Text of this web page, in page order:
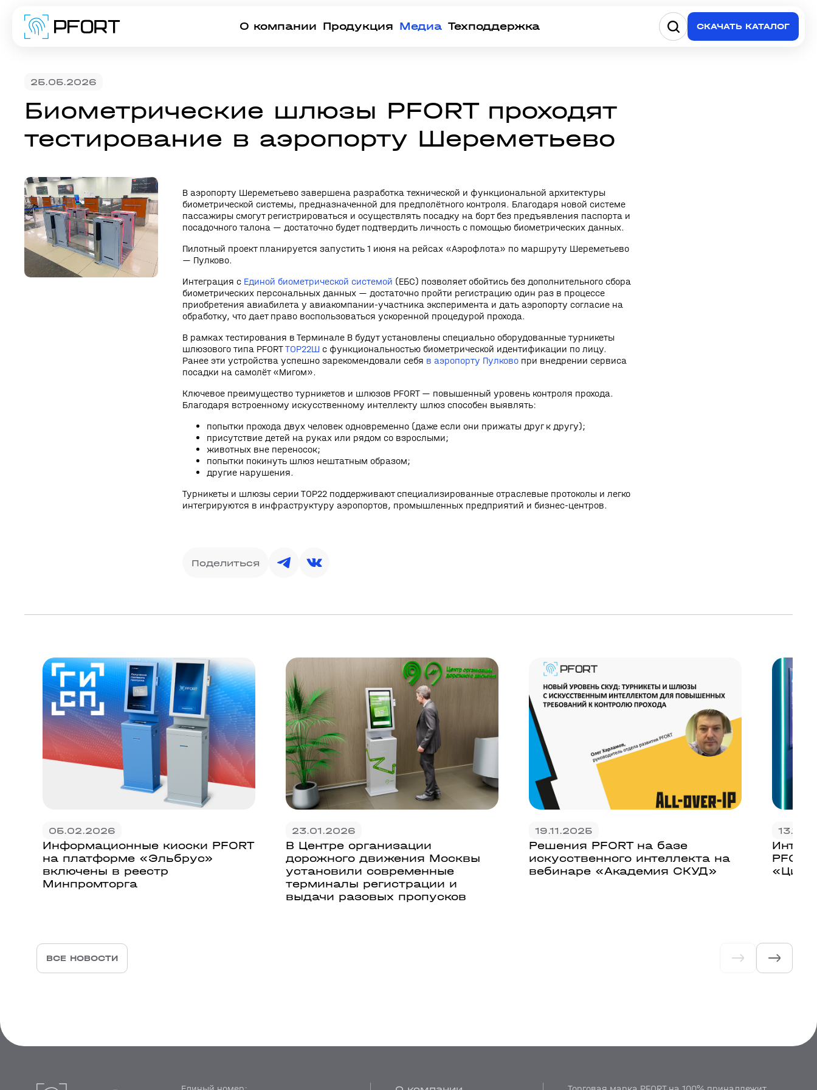
О компании Продукция Медиа Техподдержка СКАЧАТЬ КАТАЛОГ
25.05.2026
Биометрические шлюзы PFORT проходят
тестирование в аэропорту Шереметьево
В аэропорту Шереметьево завершена разработка технической и функциональной архитектуры
биометрической системы, предназначенной для предполётного контроля. Благодаря новой системе
пассажиры смогут регистрироваться и осуществлять посадку на борт без предъявления паспорта и
посадочного талона — достаточно будет подтвердить личность с помощью биометрических данных.
Пилотный проект планируется запустить 1 июня на рейсах «Аэрофлота» по маршруту Шереметьево
— Пулково.
Интеграция с Единой биометрической системой (ЕБС) позволяет обойтись без дополнительного сбора
биометрических персональных данных — достаточно пройти регистрацию один раз в процессе
приобретения авиабилета у авиакомпании‑участника эксперимента и дать аэропорту согласие на
обработку, что дает право воспользоваться ускоренной процедурой прохода.
В рамках тестирования в Терминале B будут установлены специально оборудованные турникеты
шлюзового типа PFORTТОР22Ш с функциональностью биометрической идентификации по лицу.
Ранее эти устройства успешно зарекомендовали себя в аэропорту Пулково при внедрении сервиса
посадки на самолёт «Мигом».
Ключевое преимущество турникетов и шлюзов PFORT — повышенный уровень контроля прохода.
Благодаря встроенному искусственному интеллекту шлюз способен выявлять:
попытки прохода двух человек одновременно (даже если они прижаты друг к другу);
присутствие детей на руках или рядом со взрослыми;
животных вне переносок;
попытки покинуть шлюз нештатным образом;
другие нарушения.
Турникеты и шлюзы серии ТОР22 поддерживают специализированные отраслевые протоколы и легко
интегрируются в инфраструктуру аэропортов, промышленных предприятий и бизнес‑центров.
Поделиться
05.02.2026
Информационные киоски PFORT
на платформе «Эльбрус»
включены в реестр
Минпромторга
23.01.2026
В Центре организации
дорожного движения Москвы
установили современные
терминалы регистрации и
выдачи разовых пропусков
19.11.2025
Решения PFORT на базе
искусственного интеллекта на
вебинаре «Академия СКУД»
ВСЕ НОВОСТИ